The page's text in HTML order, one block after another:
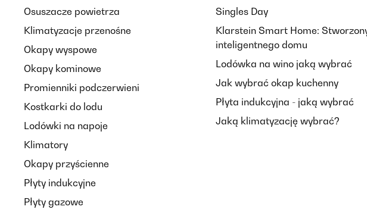
Osuszacze powietrza
Klimatyzacje przenośne
Okapy wyspowe
Okapy kominowe
Promienniki podczerwieni
Kostkarki do lodu
Lodówki na napoje
Klimatory
Okapy przyścienne
Płyty indukcyjne
Płyty gazowe
Singles Day
Klarstein Smart Home:
inteligentnego domu
Lodówka na wino jaką wybrać
Jak wybrać okap kuchenny
Płyta indukcyjna - jaką wybrać
Jaką klimatyzację wybrać?